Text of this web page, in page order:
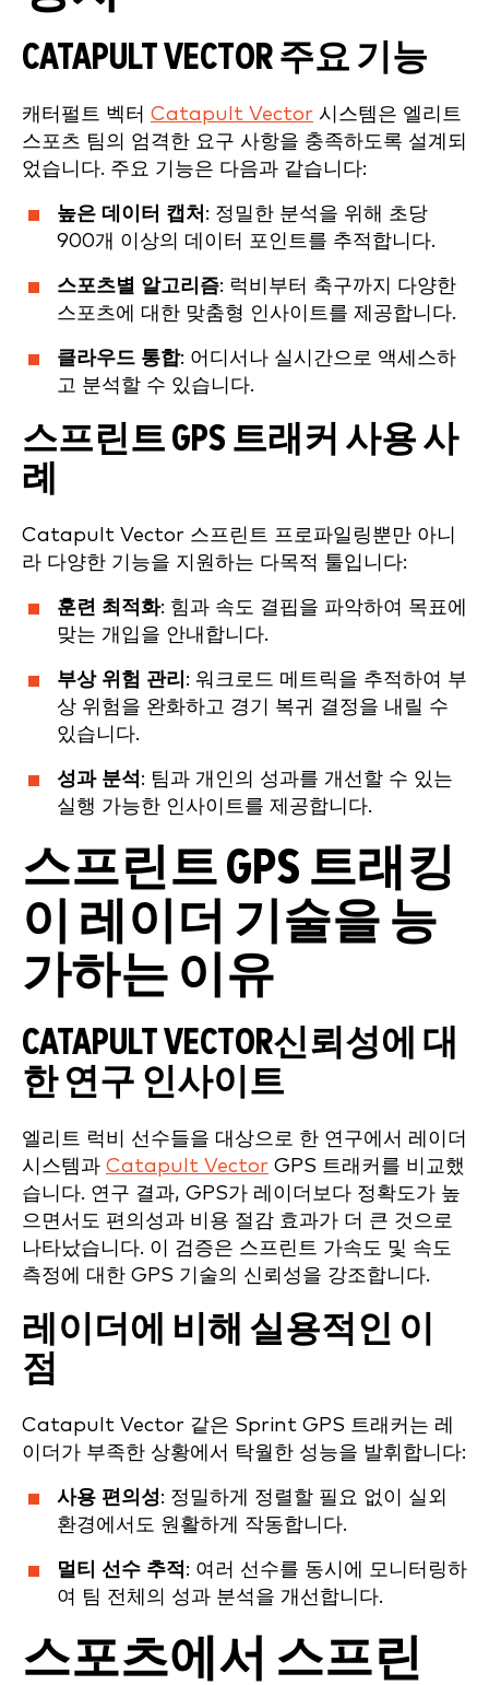
CATAPULT VECTOR 주요 기능
캐터펄트 벡터 Catapult Vector 시스템은 엘리트
스포츠 팀의 엄격한 요구 사항을 충족하도록 설계되
었습니다. 주요 기능은 다음과 같습니다:
높은 데이터 캡처 : 정밀한 분석을 위해 초당
900개 이상의 데이터 포인트를 추적합니다.
스포츠별 알고리즘: 럭비부터 축구까지 다양한
스포츠에 대한 맞춤형 인사이트를 제공합니다.
클라우드 통합: 어디서나 실시간으로 액세스하
고 분석할 수 있습니다.
스프린트 GPS 트래커 사용 사
례
Catapult Vector 스프린트 프로파일링뿐만 아니
라 다양한 기능을 지원하는 다목적 툴입니다:
훈련 최적화: 힘과 속도 결핍을 파악하여 목표에
맞는 개입을 안내합니다.
부상 위험 관리 : 워크로드 메트릭을 추적하여 부
상 위험을 완화하고 경기 복귀 결정을 내릴 수
있습니다.
성과 분석 : 팀과 개인의 성과를 개선할 수 있는
실행 가능한 인사이트를 제공합니다.
스프린트 GPS 트래킹
이 레이더 기술을 능
가하는 이유
CATAPULT VECTOR신뢰성에 대
한 연구 인사이트
엘리트 럭비 선수들을 대상으로 한 연구에서 레이더
시스템과 Catapult Vector GPS 트래커를 비교했
습니다. 연구 결과, GPS가 레이더보다 정확도가 높
으면서도 편의성과 비용 절감 효과가 더 큰 것으로
나타났습니다. 이 검증은 스프린트 가속도 및 속도
측정에 대한 GPS 기술의 신뢰성을 강조합니다.
레이더에 비해 실용적인 이
점
Catapult Vector 같은 Sprint GPS 트래커는 레
이더가 부족한 상황에서 탁월한 성능을 발휘합니다:
사용 편의성: 정밀하게 정렬할 필요 없이 실외
환경에서도 원활하게 작동합니다.
멀티 선수 추적 : 여러 선수를 동시에 모니터링하
여 팀 전체의 성과 분석을 개선합니다.
스포츠에서 스프린